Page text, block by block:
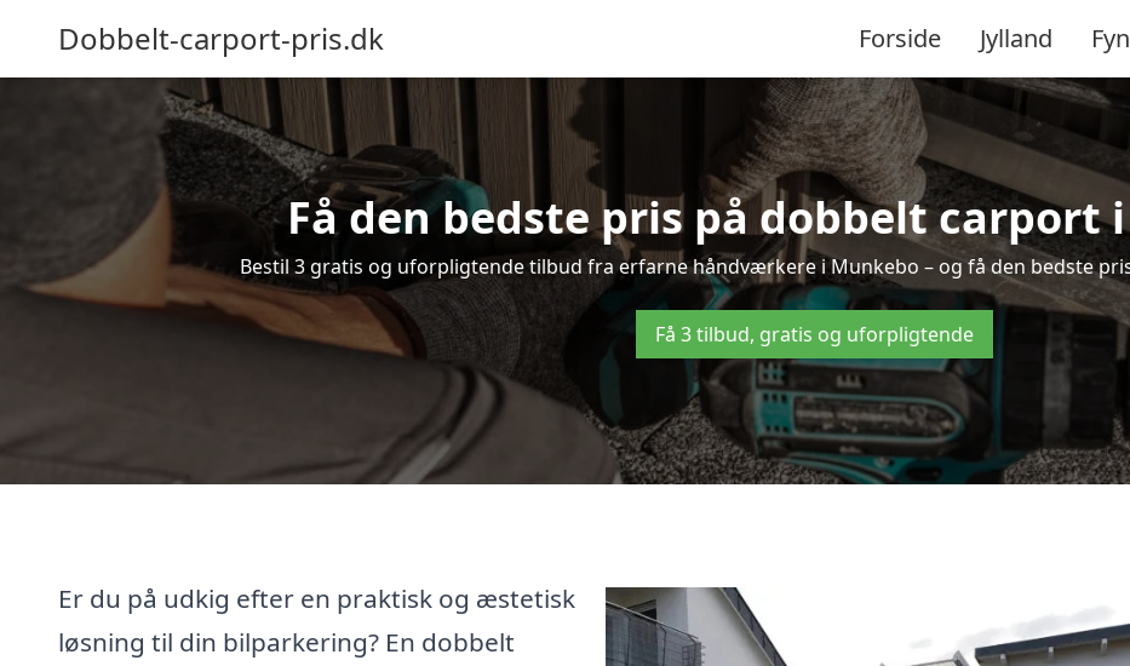
Dobbelt-carport-pris.dk Forside Jylland Fyn
Få den bedste pris på dobbelt carport
Bestil 3 gratis og uforpligtende tilbud fra erfarne håndværkere i Munkebo – og få den bedste
Få 3 tilbud, gratis og uforpligtende
Er du på udkig efter en praktisk og æstetisk
løsning til din bilparkering? En dobbelt